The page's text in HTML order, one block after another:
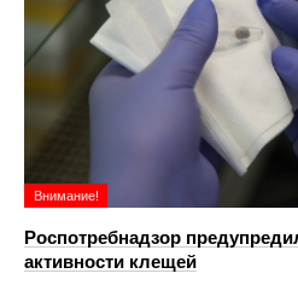
Внимание!
Роспотребнадзор
активности клещей